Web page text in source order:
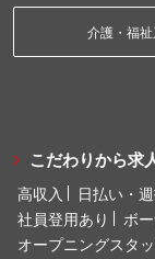
介護・福祉
こだわりから求
高収入 日払い・
社員登用あり
ボ
オープニングスタ